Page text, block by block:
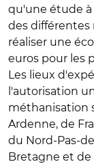
qu'une étude à
des différentes
réaliser une
euros pour les
Les lieux
l'autorisation
méthanisation
Ardenne, de
du Nord-Pas-
Bretagne et de